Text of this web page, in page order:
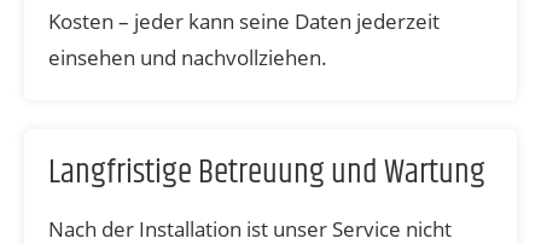
Kosten – jeder kann seine Daten jederzeit
einsehen und nachvollziehen.
Langfristige Betreuung und Wartung
Nach der Installation ist unser Service nicht